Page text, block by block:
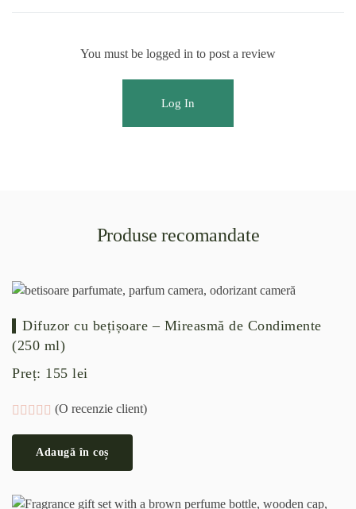
You must be logged in to post a review
Log In
Produse recomandate
Difuzor cu bețișoare – Mireasmă de Condimente
(250 ml)
Preț: 155 lei
Evaluat la5.00din 5 pe baza unei singure evaluări
(O recenzie client)
Adaugă în coș